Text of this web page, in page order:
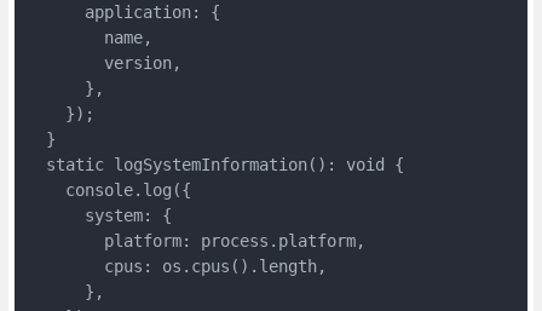
      application: {
        name,
        version,
      },
    });
  }
  static logSystemInformation(): void {
    console.log({
      system: {
        platform: process.platform,
        cpus: os.cpus().length,
      },